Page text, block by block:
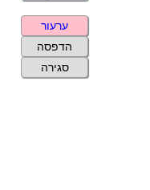
ערעור
הדפסה
סגירה